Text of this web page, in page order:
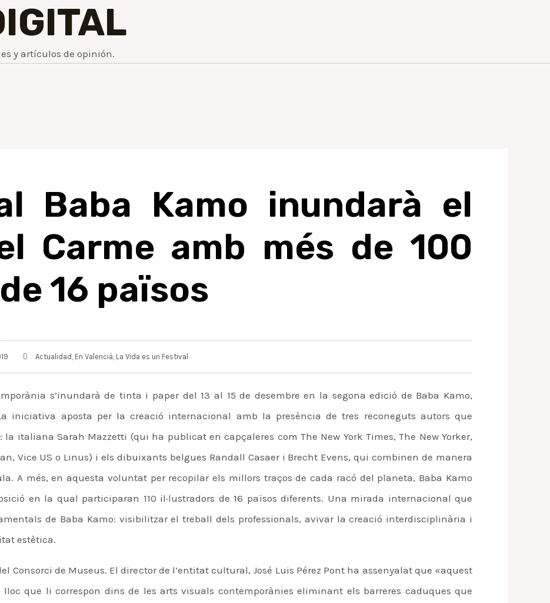
y artículos de opinión.
Baba Kamo inundarà el
Carme amb més de 100
16 països
Actualidad En Valencià La Vida es un Festival
s’inundarà de tinta i paper del 13 al 15 de desembre en la segona edició de Baba Kamo,
iniciativa aposta per la creació internacional amb la presència de tres reconeguts autors que
italiana Sarah Mazzetti (qui ha publicat en capçaleres com The New York Times, The New Yorker,
Vice US o Linus) i els dibuixants belgues Randall Casaer i Brecht Evens, qui combinen de manera
A més, en aquesta voluntat per recopilar els millors traços de cada racó del planeta, Baba Kamo
en la qual participaran 110 il·lustradors de 16 països diferents. Una mirada internacional que
de Baba Kamo: visibilitzar el treball dels professionals, avivar la creació interdisciplinària i
estètica.
Consorci de Museus. El director de l’entitat cultural, José Luis Pérez Pont ha assenyalat que «aquest
que li correspon dins de les arts visuals contemporànies eliminant els barreres caduques que